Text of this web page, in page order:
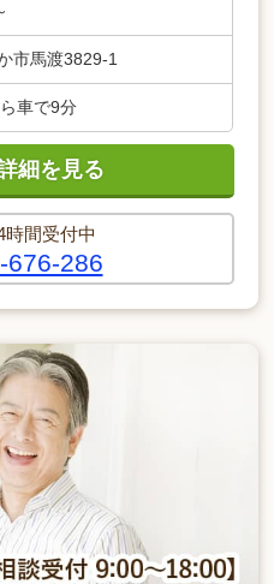
市馬渡3829-1
車で9分
時間受付中
676-286
細を見る